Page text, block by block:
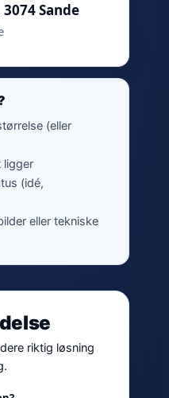
Sande
(eller
ligger
(idé,
eller tekniske
riktig løsning